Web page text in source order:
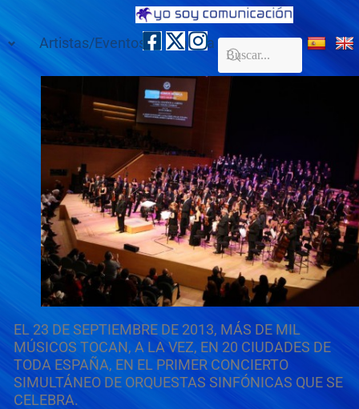
Artistas/Eventos Galería Contacto
EL 23 DE SEPTIEMBRE DE 2013, MÁS DE MIL
MÚSICOS TOCAN, A LA VEZ, EN 20 CIUDADES DE
TODA ESPAÑA, EN EL PRIMER CONCIERTO
SIMULTÁNEO DE ORQUESTAS SINFÓNICAS QUE SE
CELEBRA.